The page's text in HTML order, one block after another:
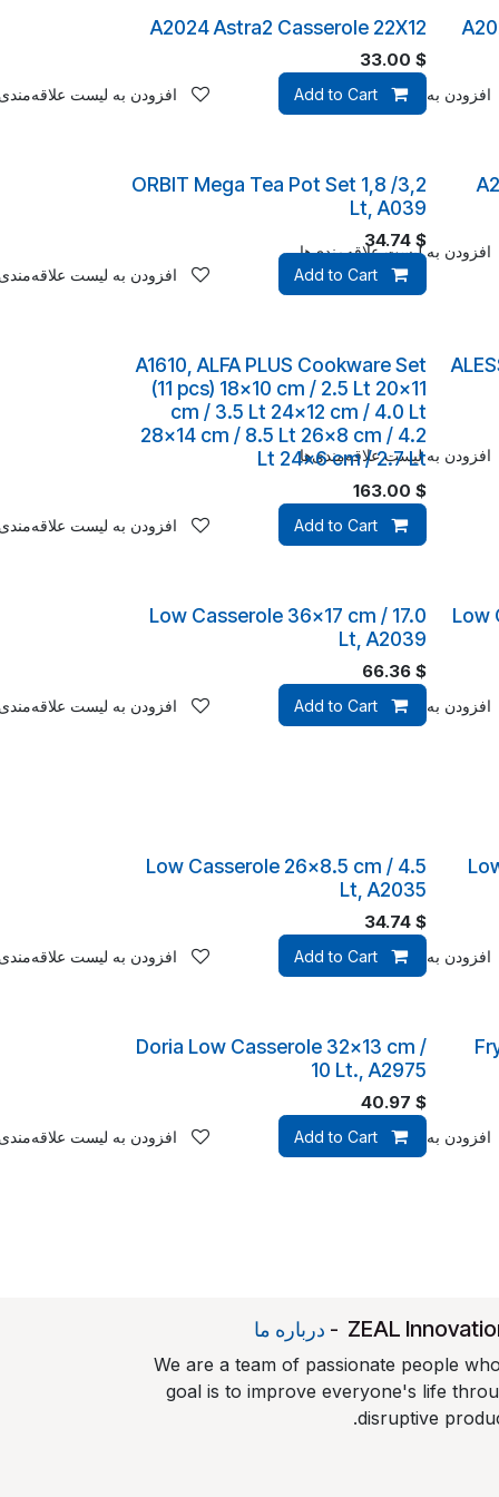
افزودن به لیست علاقه‌مندی‌ها
A2024 Astra2 Casserole 22X12
$
33.00
Add to Cart افزودن به لیست
افزودن به لیست علاقه‌مندی‌ها
ORBIT Mega Tea Pot Set 1,8 /3,2
Lt, A039
$
34.74
Add to Cart افزودن به لیست
افزودن به لیست علاقه‌مندی‌ها
A1610, ALFA PLUS Cookware Set
(11 pcs) 18x10 cm / 2.5 Lt 20x11
cm / 3.5 Lt 24x12 cm / 4.0 Lt
28x14 cm / 8.5 Lt 26x8 cm / 4.2
Lt 24x6 cm / 2.7 Lt
$
163.00
Add to Cart افزودن به لیست
Low
افزودن به لیست علاقه‌مندی‌ها
Low Casserole 36x17 cm / 17.0
Lt, A2039
$
66.36
Add to Cart افزودن به لیست
افزودن به لیست علاقه‌مندی‌ها
Low Casserole 26x8.5 cm / 4.5
Lt, A2035
$
34.74
Add to Cart افزودن به لیست
افزودن به لیست علاقه‌مندی‌ها
Doria Low Casserole 32x13 cm /
10 Lt., A2975
$
40.97
Add to Cart افزودن به لیست
​ZEAL
- درباره ما
We are a team of passionate people
goal is to improve everyone's life
disruptive